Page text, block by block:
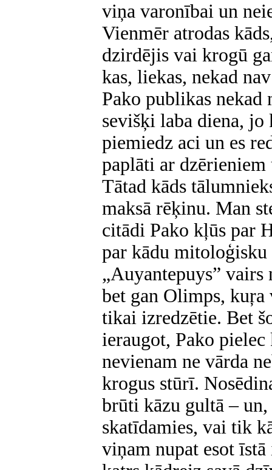
viņa varonībai un
Vienmēr atrodas
dzirdējis vai krogū
kas, liekas, nekad
Pako publikas nekad
sevišķi laba diena,
piemiedz aci un es
paplāti ar
Tātad kāds
maksā rēķinu. Man
citādi Pako kļūs par
par kādu mitoloģisku
„Auyantepuys” vairs
bet gan Olimps, kuŗa
tikai izredzētie. Bet
ieraugot, Pako pielec
nevienam ne vārda
krogus stūrī.
brūti kāzu gultā –
skatīdamies, vai tik
viņam nupat esot